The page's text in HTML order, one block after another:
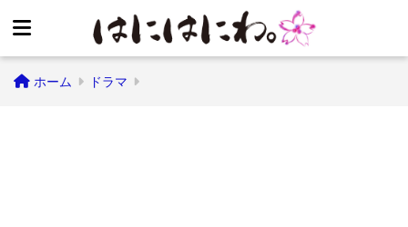
ホーム ドラマ